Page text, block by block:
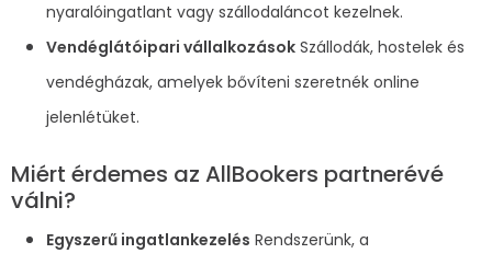
nyaralóingatlant vagy szállodaláncot kezelnek.
Vendéglátóipari vállalkozások Szállodák, hostelek és
vendégházak, amelyek bővíteni szeretnék online
jelenlétüket.
Miért érdemes az AllBookers partnerévé
válni?
Egyszerű ingatlankezelés Rendszerünk, a